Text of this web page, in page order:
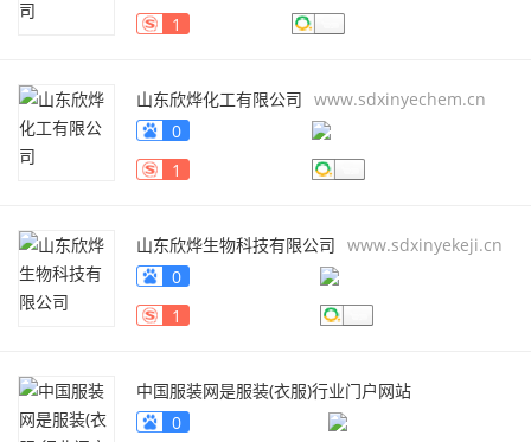
1
山东欣烨化工有限公司 www.sdxinyechem.cn
0
1
山东欣烨生物科技有限公司 www.sdxinyekeji.cn
0
1
中国服装网是服装(衣服)行业门户网站
fuzhuang.qiyeku.cn
0